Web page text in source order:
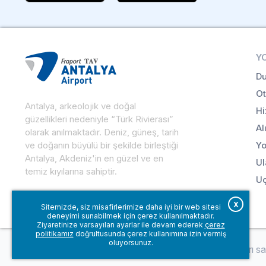
Sitemizde, siz misafirlerimize daha iyi bir web sitesi
deneyimi sunabilmek için çerez kullanılmaktadır.
Ziyaretinize varsayılan ayarlar ile devam ederek çerez
politikamız doğrultusunda çerez kullanımına izin vermiş
oluyorsunuz.
X
Antalya, arkeolojik ve doğal
güzellikleri nedeniyle “Türk Rivierası”
olarak anılmaktadır. Deniz, güneş, tarih
ve doğanın büyülü bir şekilde birleştiği
Antalya, Akdeniz'in en güzel ve en
temiz kıyılarına sahiptir.
© Fraport TAV Antalya Havalimanı, 2018. Tüm hakları